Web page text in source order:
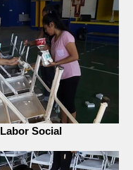
Labor Social